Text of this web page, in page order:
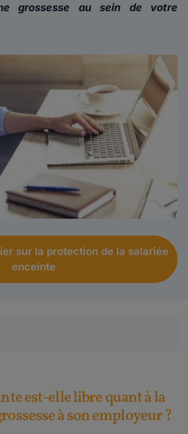
grossesse au sein de votre
sur la protection de la salariée
enceinte
est-elle libre quant à la
à son employeur ?